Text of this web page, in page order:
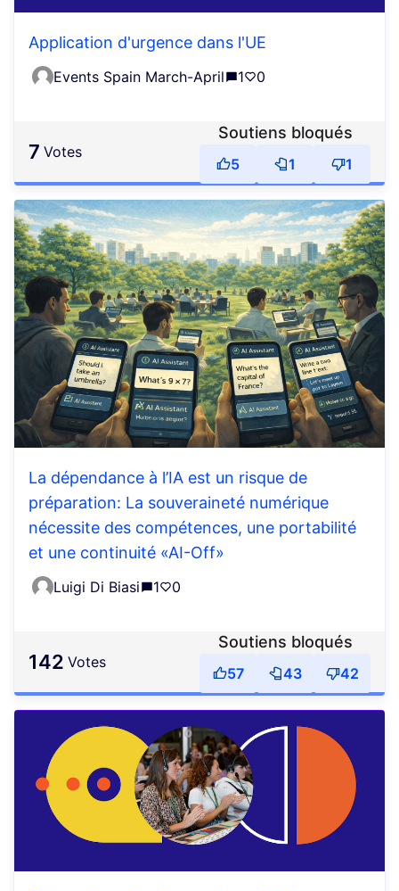
Application d'urgence dans l'UE
Events Spain March-April 1 0
7 votes
Soutiens bloqués
5 1 1
La dépendance à l’IA est un risque de
préparation: La souveraineté numérique
nécessite des compétences, une portabilité
et une continuité «AI-Off»
Luigi Di Biasi 1 0
142 votes
Soutiens bloqués
57 43 42